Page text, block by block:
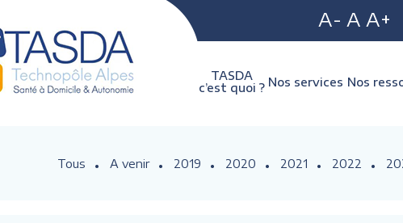
A- A A+
TASDA
c’est quoi ? Nos services Nos
Tous A venir 2019 2020 2021 2022